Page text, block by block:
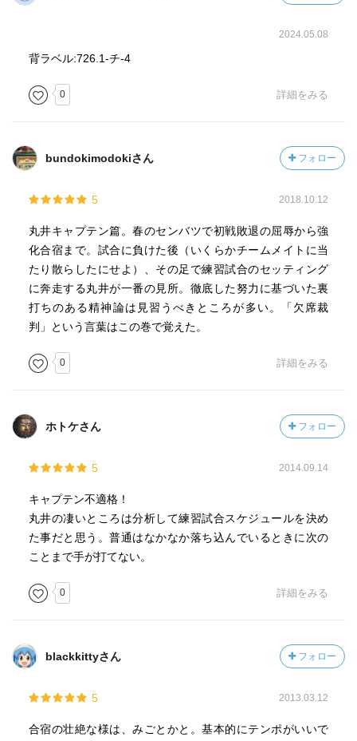
2024.05.08
背ラベル:726.1-チ-4
0 詳細をみる
bundokimodokiさん フォロー
5 2018.10.12
丸井キャプテン篇。春のセンバツで初戦敗退の屈辱から強
化合宿まで。試合に負けた後（いくらかチームメイトに当
たり散らしたにせよ）、その足で練習試合のセッティング
に奔走する丸井が一番の見所。徹底した努力に基づいた裏
打ちのある精神論は見習うべきところが多い。「欠席裁
判」という言葉はこの巻で覚えた。
0 詳細をみる
ホトケさん フォロー
5 2014.09.14
キャプテン不適格！
丸井の凄いところは分析して練習試合スケジュールを決め
た事だと思う。普通はなかなか落ち込んでいるときに次の
ことまで手が打てない。
0 詳細をみる
blackkittyさん フォロー
5 2013.03.12
合宿の壮絶な様は、みごとかと。基本的にテンポがいいで